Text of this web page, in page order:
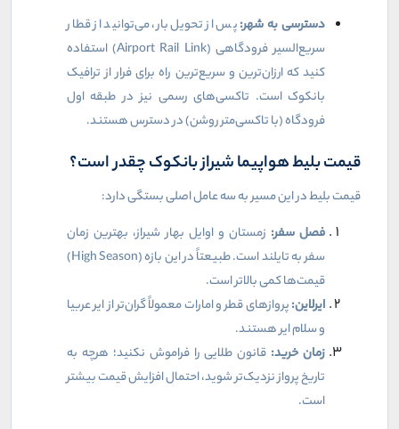
دسترسی به شهر:پس از تحویل بار، می‌توانید از قطار
سریع‌السیر فرودگاهی (Airport Rail Link) استفاده
کنید که ارزان‌ترین و سریع‌ترین راه برای فرار از ترافیک
بانکوک است. تاکسی‌های رسمی نیز در طبقه اول
فرودگاه (با تاکسی‌متر روشن) در دسترس هستند.
قیمت بلیط هواپیما شیراز بانکوک چقدر است؟
قیمت بلیط در این مسیر به سه عامل اصلی بستگی دارد:
فصل سفر: زمستان و اوایل بهار شیراز، بهترین زمان
سفر به تایلند است. طبیعتاً در این بازه (High Season
)
قیمت‌ها کمی بالاتر است.
ایرلاین:پروازهای قطر و امارات معمولاً گران‌تر از ایر عربیا
و سلام ایر هستند.
زمان خرید: قانون طلایی را فراموش نکنید؛ هرچه به
تاریخ پرواز نزدیک‌تر شوید، احتمال افزایش قیمت بیشتر
است.